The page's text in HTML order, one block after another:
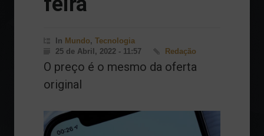
In Mundo, Tecnologia
25 de Abril, 2022 - 11:57
Redação
O preço é o mesmo da oferta
original